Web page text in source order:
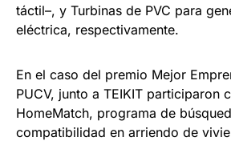
táctil–, y Turbinas de PVC para
eléctrica, respectivamente.
En el caso del premio Mejor
PUCV, junto a TEIKIT participaron
HomeMatch, programa de
compatibilidad en arriendo de